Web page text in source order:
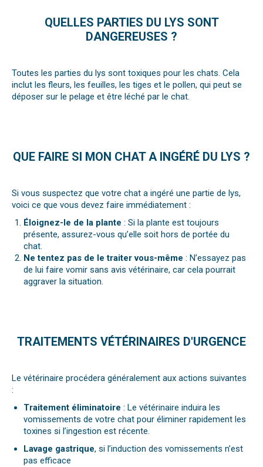
QUELLES PARTIES DU LYS SONT
DANGEREUSES ?
Toutes les parties du lys sont toxiques pour les chats. Cela
inclut les fleurs, les feuilles, les tiges et le pollen, qui peut se
déposer sur le pelage et être léché par le chat.
QUE FAIRE SI MON CHAT A INGÉRÉ DU LYS ?
Si vous suspectez que votre chat a ingéré une partie de lys,
voici ce que vous devez faire immédiatement :
Éloignez-le de la plante : Si la plante est toujours
présente, assurez-vous qu’elle soit hors de portée du
chat.
Ne tentez pas de le traiter vous-même : N’essayez pas
de lui faire vomir sans avis vétérinaire, car cela pourrait
aggraver la situation.
TRAITEMENTS VÉTÉRINAIRES D'URGENCE
Le vétérinaire procédera généralement aux actions suivantes
:
Traitement éliminatoire : Le vétérinaire induira les
vomissements de votre chat pour éliminer rapidement les
toxines si l’ingestion est récente.
Lavage gastrique, si l’induction des vomissements n’est
pas efficace